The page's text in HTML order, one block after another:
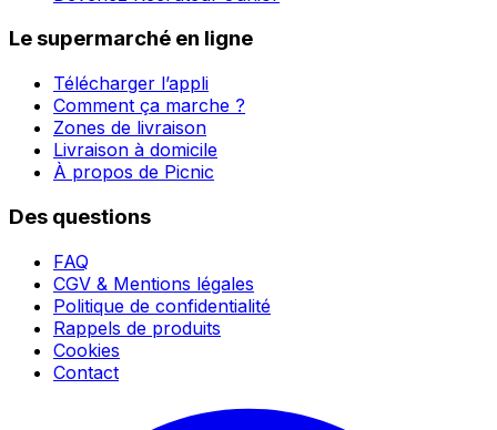
Le supermarché en ligne
Télécharger l’appli
Comment ça marche ?
Zones de livraison
Livraison à domicile
À propos de Picnic
Des questions
FAQ
CGV & Mentions légales
Politique de confidentialité
Rappels de produits
Cookies
Contact